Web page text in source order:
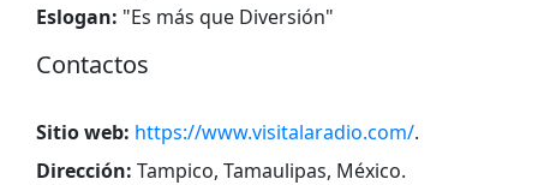
Eslogan: "Es más que Diversión"
Contactos
Sitio web: https://www.visitalaradio.com/.
Dirección: Tampico, Tamaulipas, México.